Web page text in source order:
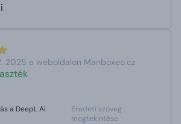
2025 a weboldalon Manboxeo.cz
a DeepL Ai
Eredeti szöveg
megtekintése